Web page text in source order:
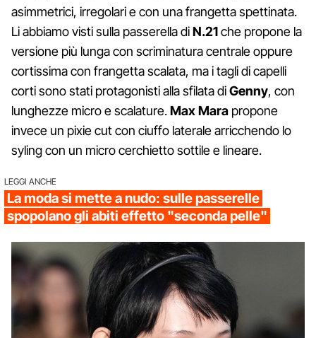
asimmetrici, irregolari e con una frangetta spettinata.
Li abbiamo visti sulla passerella diN.21che propone la
versione più lunga con scriminatura centrale oppure
cortissima con frangetta scalata, ma i tagli di capelli
corti sono stati protagonisti alla sfilata diGenny, con
lunghezze micro e scalature.Max Mara propone
invece un pixie cut con ciuffo laterale arricchendo lo
syling con un micro cerchietto sottile e lineare.
LEGGI ANCHE
La moda si mette a nudo: sulle passerelle
spopolano gli abiti effetto "seconda pelle"